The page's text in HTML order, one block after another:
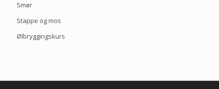
Smør
Stappe og mos
Ølbryggingskurs